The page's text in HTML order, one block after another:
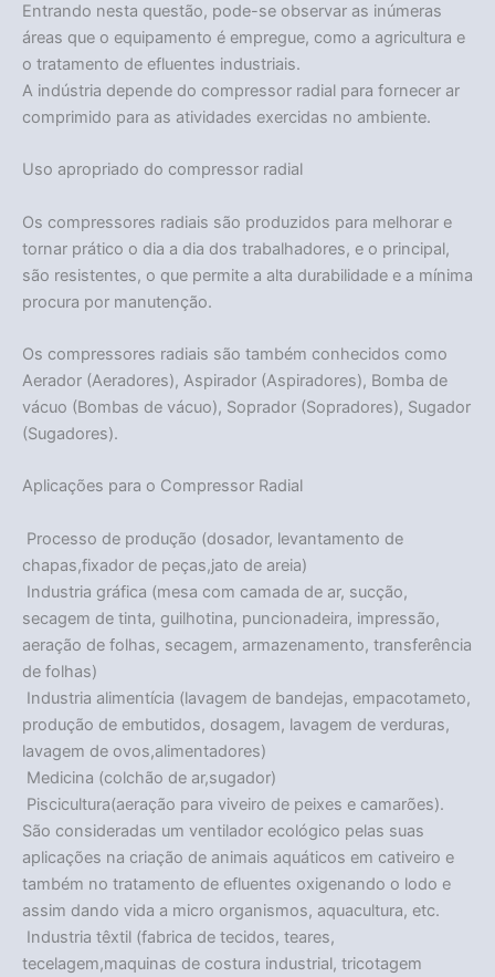
Entrando nesta questão, pode-se observar as inúmeras
áreas que o equipamento é empregue, como a agricultura e
o tratamento de efluentes industriais.
A indústria depende do compressor radial para fornecer ar
comprimido para as atividades exercidas no ambiente.
Uso apropriado do compressor radial
Os compressores radiais são produzidos para melhorar e
tornar prático o dia a dia dos trabalhadores, e o principal,
são resistentes, o que permite a alta durabilidade e a mínima
procura por manutenção.
Os compressores radiais são também conhecidos como
Aerador (Aeradores), Aspirador (Aspiradores), Bomba de
vácuo (Bombas de vácuo), Soprador (Sopradores), Sugador
(Sugadores).
Aplicações para o Compressor Radial
 Processo de produção (dosador, levantamento de
chapas,fixador de peças,jato de areia)
 Industria gráfica (mesa com camada de ar, sucção,
secagem de tinta, guilhotina, puncionadeira, impressão,
aeração de folhas, secagem, armazenamento, transferência
de folhas)
 Industria alimentícia (lavagem de bandejas, empacotameto,
produção de embutidos, dosagem, lavagem de verduras,
lavagem de ovos,alimentadores)
 Medicina (colchão de ar,sugador)
 Piscicultura(aeração para viveiro de peixes e camarões).
São consideradas um ventilador ecológico pelas suas
aplicações na criação de animais aquáticos em cativeiro e
também no tratamento de efluentes oxigenando o lodo e
assim dando vida a micro organismos, aquacultura, etc.
 Industria têxtil (fabrica de tecidos, teares,
tecelagem,maquinas de costura industrial, tricotagem